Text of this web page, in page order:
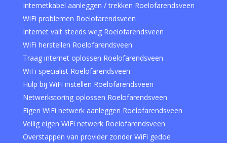
Internetkabel aanleggen / trekken Roelofarendsveen
WiFi problemen Roelofarendsveen
Internet valt steeds weg Roelofarendsveen
WiFi herstellen Roelofarendsveen
Traag internet oplossen Roelofarendsveen
WiFi specialist Roelofarendsveen
Hulp bij WiFi instellen Roelofarendsveen
Netwerkstoring oplossen Roelofarendsveen
Eigen WiFi netwerk aanleggen Roelofarendsveen
Veilig eigen WiFi netwerk Roelofarendsveen
Overstappen van provider zonder WiFi gedoe